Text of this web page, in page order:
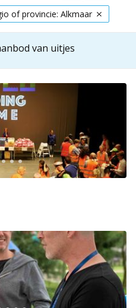
of provincie: Alkmaar
van uitjes